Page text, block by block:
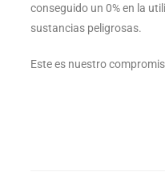
conseguido un 0% en la
sustancias peligrosas.
Este es nuestro